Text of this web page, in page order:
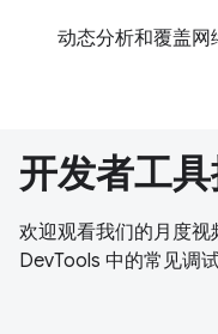
动态分析和覆盖网
开发者工
欢迎观看我们的月度
DevTools 中的常见调试